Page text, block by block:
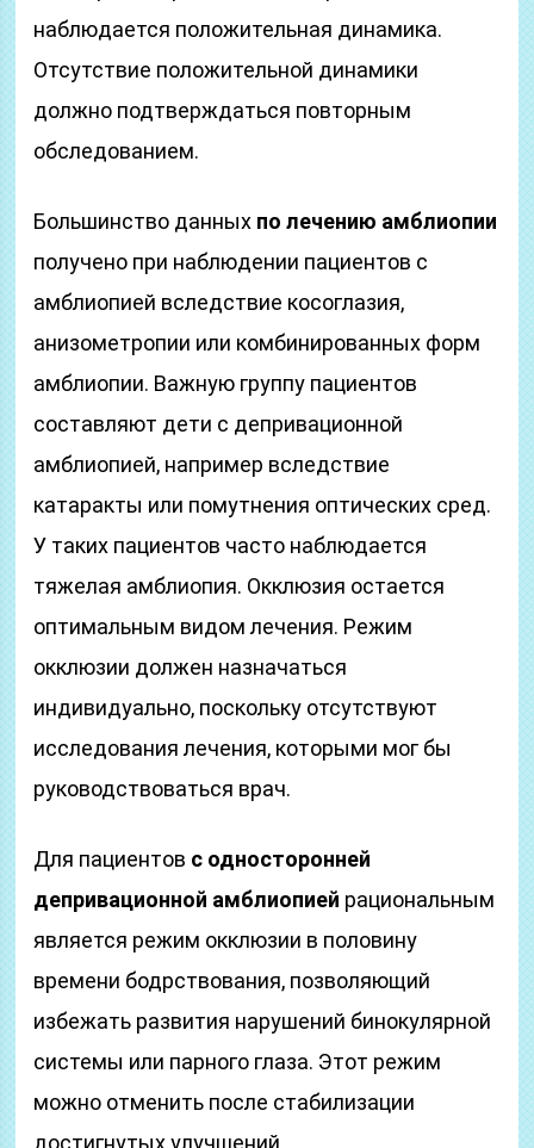
наблюдается положительная динамика.
Отсутствие положительной динамики
должно подтверждаться повторным
обследованием.
Большинство данных по лечению амблиопии
получено при наблюдении пациентов с
амблиопией вследствие косоглазия,
анизометропии или комбинированных форм
амблиопии. Важную группу пациентов
составляют дети с депривационной
амблиопией, например вследствие
катаракты или помутнения оптических сред.
У таких пациентов часто наблюдается
тяжелая амблиопия. Окклюзия остается
оптимальным видом лечения. Режим
окклюзии должен назначаться
индивидуально, поскольку отсутствуют
исследования лечения, которыми мог бы
руководствоваться врач.
Для пациентов с односторонней
депривационной амблиопией рациональным
является режим окклюзии в половину
времени бодрствования, позволяющий
избежать развития нарушений бинокулярной
системы или парного глаза. Этот режим
можно отменить после стабилизации
достигнутых улучшений.